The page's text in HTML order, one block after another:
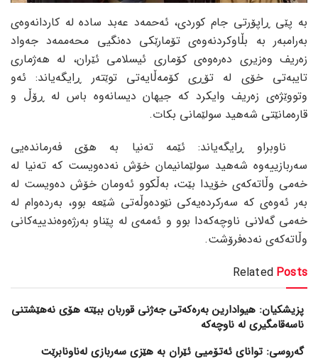
بە پێی ڕاپۆرتی جام کوردی، ئەحمەد عەبد سادە لە کاردانەوەی
بەرامبەر بە بڵاوکردنەوەی تۆمارێکی دەنگیی محەممەد جەواد
زەریف وەزیری دەرەوەی کۆماری ئیسلامی ئێران، لە هەژماری
تایبەتی خۆی لە تۆڕی کۆمەڵایەتی توێتەر ڕایگەیاند: ئەو
وتووێژەی زەریف وایکرد کە جیهان دیسانەوە باس لە ڕۆڵ و
قارەمانێتی شەهید سولێمانی بکات.
ناوبراو ڕایگەیاند: ئێمە تەنیا بە هۆی فەرماندەیی
سەربازییەوە شەهید سولێمانیمان خۆش نەدەویست کە تەنیا لە
خەمی وڵاتەکەی خۆیدا بێت، بەڵکوو ئەومان خۆش دەویست لە
بەر ئەوەی کە سەرکردەیەکی نێودەوڵەتی شێعە بوو، بەردەوام لە
خەمی گەلانی ناوچەکەدا بوو و ئەمەی لە پێناو بەرژەوەندییەکانی
وڵاتەکەی نەدەفرۆشت.
Related Posts
پزیشکیان: هیوادارین بەرەکەتی جەژنی قوربان ببێتە هۆی نەهێشتنی
ناسەقامگیری لە ناوچەکە
گەروسی: توانای ئەتۆمیی ئێران بە هێزی سەربازی لەناونابرێت